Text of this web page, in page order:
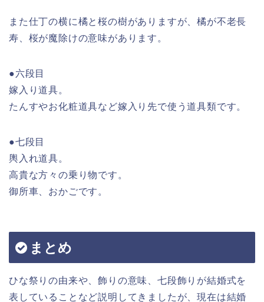
また仕丁の横に橘と桜の樹がありますが、橘が不老長
寿、桜が魔除けの意味があります。
●六段目
嫁入り道具。
たんすやお化粧道具など嫁入り先で使う道具類です。
●七段目
輿入れ道具。
高貴な方々の乗り物です。
御所車、おかごです。
まとめ
ひな祭りの由来や、飾りの意味、七段飾りが結婚式を
表していることなど説明してきましたが、現在は結婚